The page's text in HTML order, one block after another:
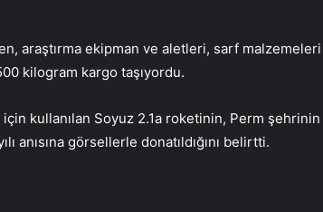
araştırma ekipman ve aletleri, sarf malzemeleri
kilogram kargo taşıyordu.
kullanılan Soyuz 2.1a roketinin, Perm şehrinin
anısına görsellerle donatıldığını belirtti.